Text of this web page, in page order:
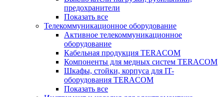
предохранители
Показать все
Телекоммуникационное оборудование
Активное телекоммуникационное
оборудование
Кабельная продукция TERACOM
Компоненты для медных систем TERACOM
Шкафы, стойки, корпуса для IT-
оборудования TERACOM
Показать все